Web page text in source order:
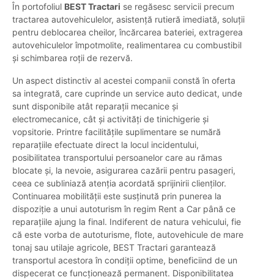
În portofoliul BEST Tractari se regăsesc servicii precum
tractarea autovehiculelor, asistență rutieră imediată, soluții
pentru deblocarea cheilor, încărcarea bateriei, extragerea
autovehiculelor împotmolite, realimentarea cu combustibil
și schimbarea roții de rezervă.
Un aspect distinctiv al acestei companii constă în oferta
sa integrată, care cuprinde un service auto dedicat, unde
sunt disponibile atât reparații mecanice și
electromecanice, cât și activități de tinichigerie și
vopsitorie. Printre facilitățile suplimentare se numără
reparațiile efectuate direct la locul incidentului,
posibilitatea transportului persoanelor care au rămas
blocate și, la nevoie, asigurarea cazării pentru pasageri,
ceea ce subliniază atenția acordată sprijinirii clienților.
Continuarea mobilității este susținută prin punerea la
dispoziție a unui autoturism în regim Rent a Car până ce
reparațiile ajung la final. Indiferent de natura vehicului, fie
că este vorba de autoturisme, flote, autovehicule de mare
tonaj sau utilaje agricole, BEST Tractari garantează
transportul acestora în condiții optime, beneficiind de un
dispecerat ce funcționează permanent. Disponibilitatea